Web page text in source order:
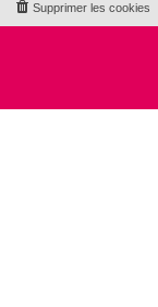
Supprimer les cookies